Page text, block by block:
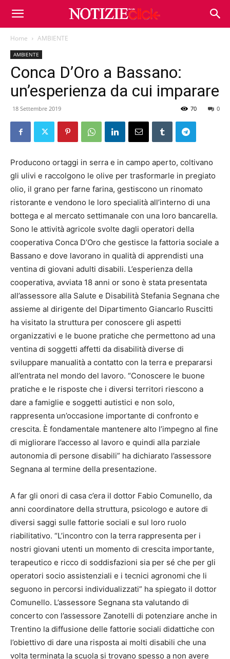
Home AMBIENTE
AMBIENTE
Conca D’Oro a Bassano:
un’esperienza da cui imparare
18 Settembre 2019 0
70
Producono ortaggi in serra e in campo aperto, coltivano
gli ulivi e raccolgono le olive per trasformarle in pregiato
olio, il grano per farne farina, gestiscono un rinomato
ristorante e vendono le loro specialità all’interno di una
bottega e al mercato settimanale con una loro bancarella.
Sono le attività agricole svolte dagli operatori della
cooperativa Conca D’Oro che gestisce la fattoria sociale a
Bassano e dove lavorano in qualità di apprendisti una
ventina di giovani adulti disabili. L’esperienza della
cooperativa, avviata 18 anni or sono è stata presentata
all’assessore alla Salute e Disabilità Stefania Segnana che
assieme al dirigente del Dipartimento Giancarlo Ruscitti
ha visitato la struttura per conoscere gli aspetti
organizzativi e le buone pratiche che permettono ad una
ventina di soggetti affetti da disabilità diverse di
sviluppare manualità a contatto con la terra e prepararsi
all’entrata nel mondo del lavoro. “Conoscere le buone
pratiche e le risposte che i diversi territori riescono a
dare a famiglie e soggetti autistici e non solo,
rappresenta un’occasione importante di confronto e
crescita. È fondamentale mantenere alto l’impegno al fine
di migliorare l’accesso al lavoro e quindi alla parziale
autonomia di persone disabili” ha dichiarato l’assessore
Segnana al termine della presentazione.
A far gli onori di casa c’era il dottor Fabio Comunello, da
anni coordinatore della struttura, psicologo e autore di
diversi saggi sulle fattorie sociali e sul loro ruolo
riabilitativo. “L’incontro con la terra rappresenta per i
nostri giovani utenti un momento di crescita importante,
terapeutico e ricco di soddisfazioni sia per sé che per gli
operatori socio assistenziali e i tecnici agronomi che li
seguono in percorsi individualizzati” ha spiegato il dottor
Comunello. L’assessore Segnana sta valutando di
concerto con l’assessore Zanotelli di potenziare anche in
Trentino la diffusione delle fattorie sociali didattiche con
l’obiettivo di dare una risposta ai molti disabili che una
volta terminata la scuola si trovano spesso a non avere